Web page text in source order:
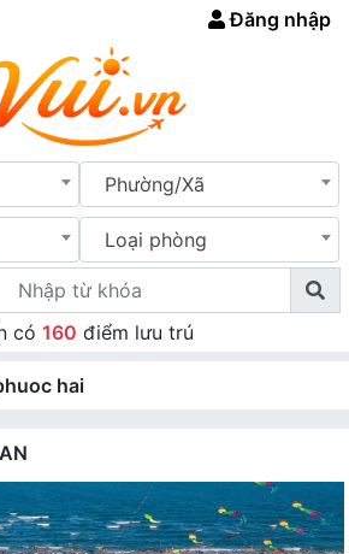
Đăng nhập
Phường/Xã
Loại phòng
có 160 điểm lưu trú
hai